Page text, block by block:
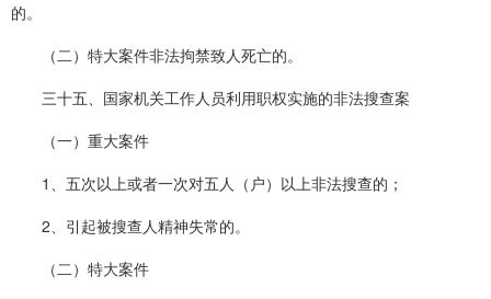
的。
（二）特大案件非法拘禁致人死亡的。
三十五、国家机关工作人员利用职权实施的非法搜查案
（一）重大案件
1、五次以上或者一次对五人（户）以上非法搜查的；
2、引起被搜查人精神失常的。
（二）特大案件